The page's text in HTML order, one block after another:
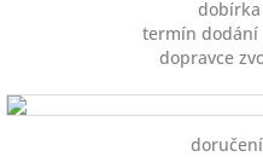
dobírka
termín dodání
dopravce